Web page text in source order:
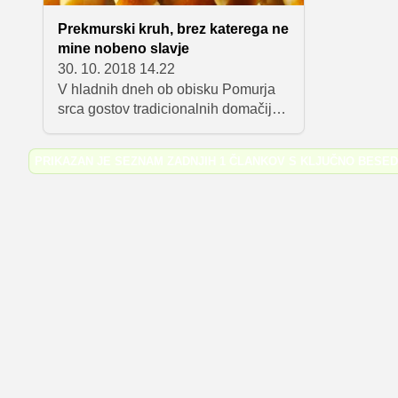
Prekmurski kruh, brez katerega ne
mine nobeno slavje
30. 10. 2018 14.22
V hladnih dneh ob obisku Pomurja
srca gostov tradicionalnih domačij
družinah še danes izjemnega
pomena, saj velja za kraj, kjer
PRIKAZAN JE SEZNAM ZADNJIH 1 ČLANKOV S KLJUČNO